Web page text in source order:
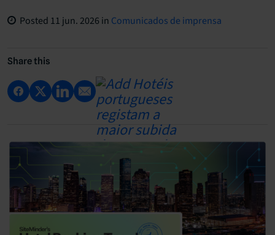
Posted 11 jun. 2026 in Comunicados de imprensa
Share this